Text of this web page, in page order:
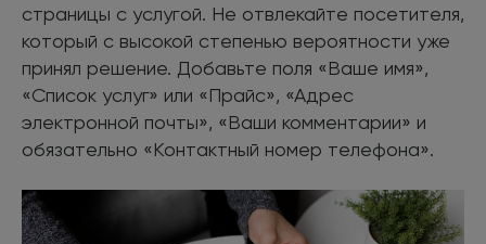
страницы с услугой. Не отвлекайте посетителя,
который с высокой степенью вероятности уже
принял решение. Добавьте поля «Ваше имя»,
«Список услуг» или «Прайс», «Адрес
электронной почты», «Ваши комментарии» и
обязательно «Контактный номер телефона».